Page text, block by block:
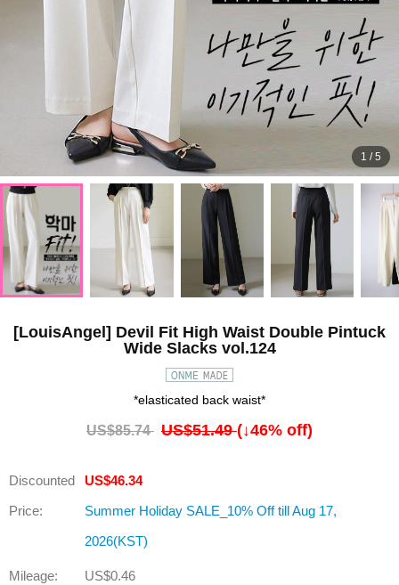
1 /5
[LouisAngel] Devil Fit High Waist Double Pintuck
Wide Slacks vol.124
*elasticated back waist*
US$85.74 US$51.49(↓46% off)
Discounted
Price:
US$46.34
Summer Holiday SALE_10% Off till Aug 17,
2026(KST)
Mileage: US$0.46